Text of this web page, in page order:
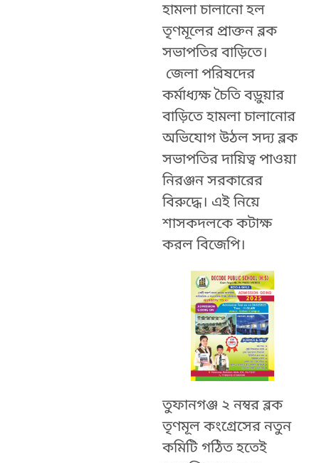
হামলা চালানো হল
তৃণমূলের প্রাক্তন ব্লক
সভাপতির বাড়িতে।
জেলা পরিষদের
কর্মাধ্যক্ষ চৈতি বড়ুয়ার
বাড়িতে হামলা চালানোর
অভিযোগ উঠল সদ্য ব্লক
সভাপতির দায়িত্ব পাওয়া
নিরঞ্জন সরকারের
বিরুদ্ধে। এই নিয়ে
শাসকদলকে কটাক্ষ
করল বিজেপি।
তুফানগঞ্জ ২ নম্বর ব্লক
তৃণমূল কংগ্রেসের নতুন
কমিটি গঠিত হতেই